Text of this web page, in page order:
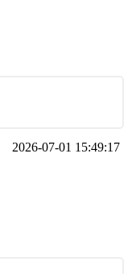
2026-07-01 15:49:17